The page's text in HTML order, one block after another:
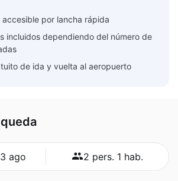
accesible por lancha rápida
incluidos dependiendo del número de
de ida y vuelta al aeropuerto
ago 2 pers. 1 hab.